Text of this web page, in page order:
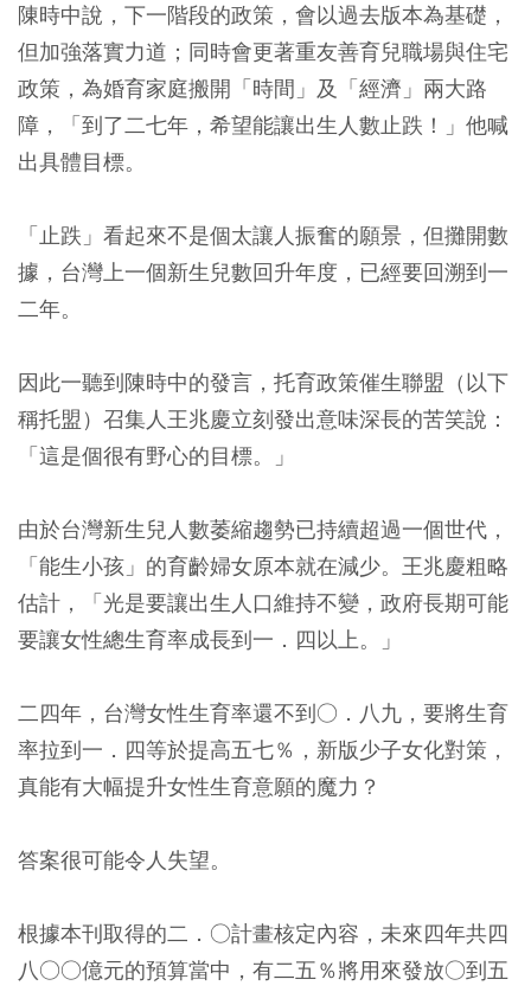
陳時中說，下一階段的政策，會以過去版本為基礎，
但加強落實力道；同時會更著重友善育兒職場與住宅
政策，為婚育家庭搬開「時間」及「經濟」兩大路
障，「到了二七年，希望能讓出生人數止跌！」他喊
出具體目標。
「止跌」看起來不是個太讓人振奮的願景，但攤開數
據，台灣上一個新生兒數回升年度，已經要回溯到一
二年。
因此一聽到陳時中的發言，托育政策催生聯盟（以下
稱托盟）召集人王兆慶立刻發出意味深長的苦笑說：
「這是個很有野心的目標。」
由於台灣新生兒人數萎縮趨勢已持續超過一個世代，
「能生小孩」的育齡婦女原本就在減少。王兆慶粗略
估計，「光是要讓出生人口維持不變，政府長期可能
要讓女性總生育率成長到一．四以上。」
二四年，台灣女性生育率還不到○．八九，要將生育
率拉到一．四等於提高五七％，新版少子女化對策，
真能有大幅提升女性生育意願的魔力？
答案很可能令人失望。
根據本刊取得的二．○計畫核定內容，未來四年共四
八○○億元的預算當中，有二五％將用來發放○到五